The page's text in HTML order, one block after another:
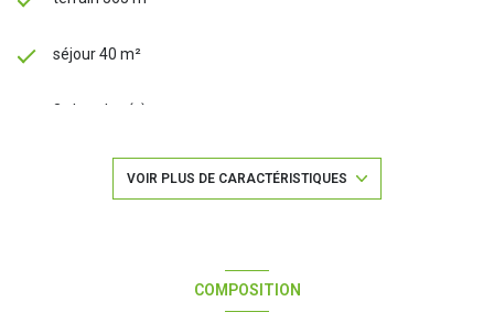
séjour 40 m²
3 chambre(s)
VOIR PLUS DE CARACTÉRISTIQUES
COMPOSITION